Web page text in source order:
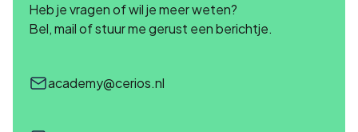
Heb je vragen of wil je meer weten?
Bel, mail of stuur me gerust een berichtje.
academy@cerios.nl